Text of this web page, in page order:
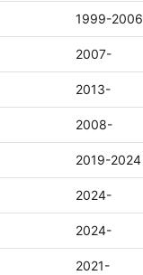
1999-2006
2007-
2013-
2008-
2019-2024
2024-
2024-
2021-